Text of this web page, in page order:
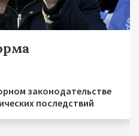
законодательстве
последствий